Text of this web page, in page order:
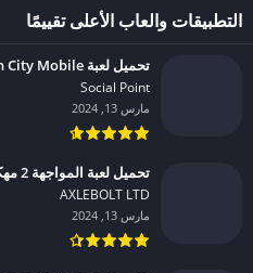
التطبيقات والعاب الأعلى تقييمًا
تحميل لعبة Dragon City Mobile مهكرة للاندرويد 2024
Social Point‏
مارس 13, 2024
تحميل لعبة المواجهة 2 مهكرة للاندرويد 2024
AXLEBOLT LTD‏
مارس 13, 2024